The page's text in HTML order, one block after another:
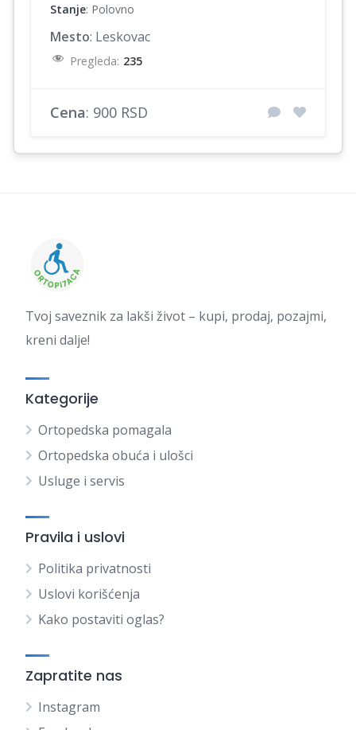
Stanje: Polovno
Mesto: Leskovac
Pregleda: 235
Cena: 900 RSD
Tvoj saveznik za lakši život – kupi, prodaj, pozajmi,
kreni dalje!
Kategorije
Ortopedska pomagala
Ortopedska obuća i ulošci
Usluge i servis
Pravila i uslovi
Politika privatnosti
Uslovi korišćenja
Kako postaviti oglas?
Zapratite nas
Instagram